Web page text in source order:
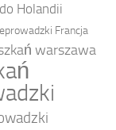
Holandii
Francja
warszawa